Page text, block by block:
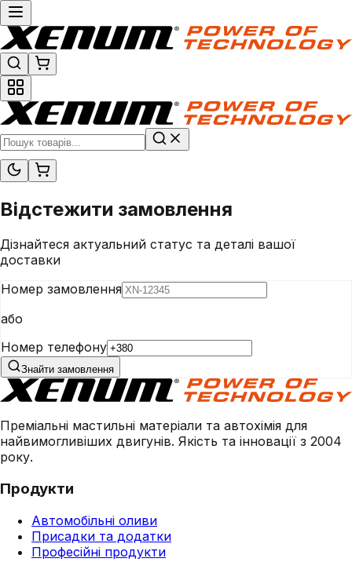
Відстежити замовлення
Дізнайтеся актуальний статус та деталі вашої
доставки
Номер замовлення
або
Номер телефону
Знайти замовлення
Преміальні мастильні матеріали та автохімія для
найвимогливіших двигунів. Якість та інновації з 2004
року.
Продукти
Автомобільні оливи
Присадки та додатки
Професійні продукти